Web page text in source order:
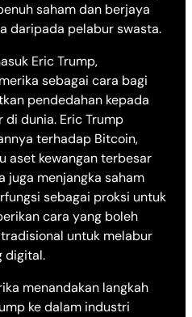
saham dan berjaya
daripada pelabur swasta.
Eric Trump,
sebagai cara bagi
pendedahan kepada
dunia. Eric Trump
terhadap Bitcoin,
aset kewangan terbesar
juga menjangka saham
sebagai proksi untuk
cara yang boleh
untuk melabur
digital.
menandakan langkah
ke dalam industri